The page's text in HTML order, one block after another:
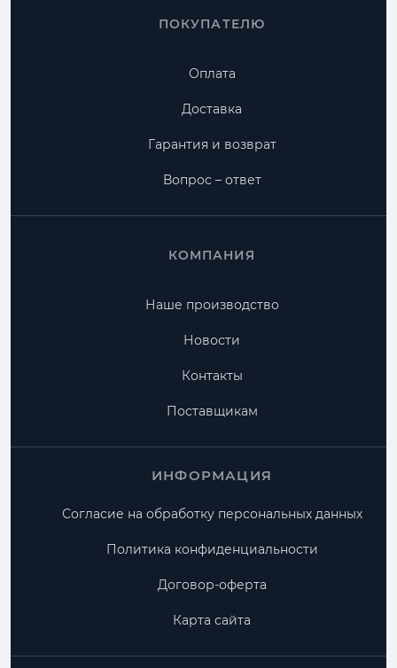
ПОКУПАТЕЛЮ
Оплата
Доставка
Гарантия и возврат
Вопрос – ответ
КОМПАНИЯ
Наше производство
Новости
Контакты
Поставщикам
ИНФОРМАЦИЯ
Согласие на обработку персональных данных
Политика конфиденциальности
Договор-оферта
Карта сайта